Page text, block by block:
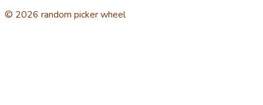
© 2026 random picker wheel